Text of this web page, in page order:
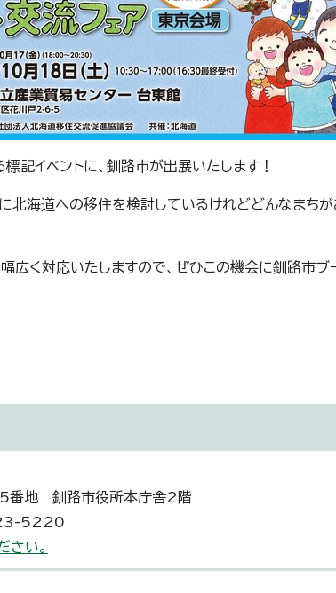
記イベントに、釧路市が出展いたします！
海道への移住を検討しているけれどどんなまちがあ
広く対応いたしますので、ぜひこの機会に釧路市ブ
地 釧路市役所本庁舎2階
23-5220
さい。